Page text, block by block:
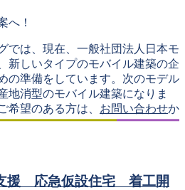
へ！
では、現在、一般社団法人日本モ
新しいタイプのモバイル建築の企
の準備をしています。次のモデル
地消型のモバイル建築になりま
希望のある方は、 お問い合わせか
援 応急仮設住宅 着工開